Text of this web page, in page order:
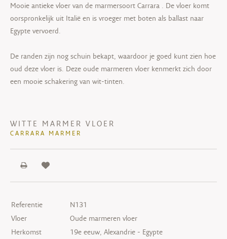
Mooie antieke vloer van de marmersoort Carrara . De vloer komt
oorspronkelijk uit Italië en is vroeger met boten als ballast naar
Egypte vervoerd.
De randen zijn nog schuin bekapt, waardoor je goed kunt zien hoe
oud deze vloer is. Deze oude marmeren vloer kenmerkt zich door
een mooie schakering van wit-tinten.
WITTE MARMER VLOER
CARRARA MARMER
Referentie
N131
Vloer
Oude marmeren vloer
Herkomst
19e eeuw, Alexandrie - Egypte